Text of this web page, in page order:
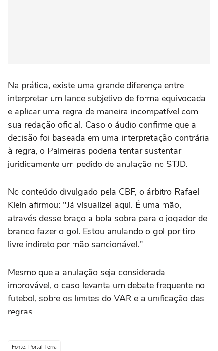
Na prática, existe uma grande diferença entre
interpretar um lance subjetivo de forma equivocada
e aplicar uma regra de maneira incompatível com
sua redação oficial. Caso o áudio confirme que a
decisão foi baseada em uma interpretação contrária
à regra, o Palmeiras poderia tentar sustentar
juridicamente um pedido de anulação no STJD.
No conteúdo divulgado pela CBF, o árbitro Rafael
Klein afirmou: "Já visualizei aqui. É uma mão,
através desse braço a bola sobra para o jogador de
branco fazer o gol. Estou anulando o gol por tiro
livre indireto por mão sancionável."
Mesmo que a anulação seja considerada
improvável, o caso levanta um debate frequente no
futebol, sobre os limites do VAR e a unificação das
regras.
Fonte: Portal Terra